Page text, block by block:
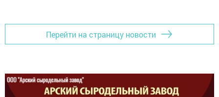
Перейти на страницу новости